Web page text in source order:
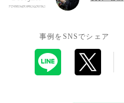
事例をSNSでシェア